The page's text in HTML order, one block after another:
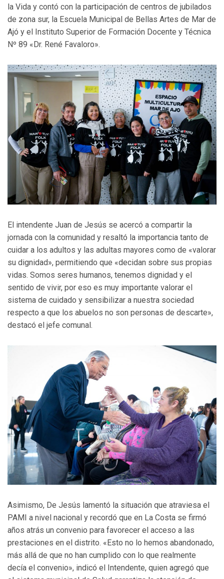
la Vida y contó con la participación de centros de jubilados
de zona sur, la Escuela Municipal de Bellas Artes de Mar de
Ajó y el Instituto Superior de Formación Docente y Técnica
Nº 89 «Dr. René Favaloro».
El intendente Juan de Jesús se acercó a compartir la
jornada con la comunidad y resaltó la importancia tanto de
cuidar a los adultos y las adultas mayores como de «valorar
su dignidad», permitiendo que «decidan sobre sus propias
vidas. Somos seres humanos, tenemos dignidad y el
sentido de vivir, por eso es muy importante valorar el
sistema de cuidado y sensibilizar a nuestra sociedad
respecto a que los abuelos no son personas de descarte»,
destacó el jefe comunal.
Asimismo, De Jesús lamentó la situación que atraviesa el
PAMI a nivel nacional y recordó que en La Costa se firmó
años atrás un convenio para favorecer el acceso a las
prestaciones en el distrito. «Esto no lo hemos abandonado,
más allá de que no han cumplido con lo que realmente
decía el convenio», indicó el Intendente, quien agregó que